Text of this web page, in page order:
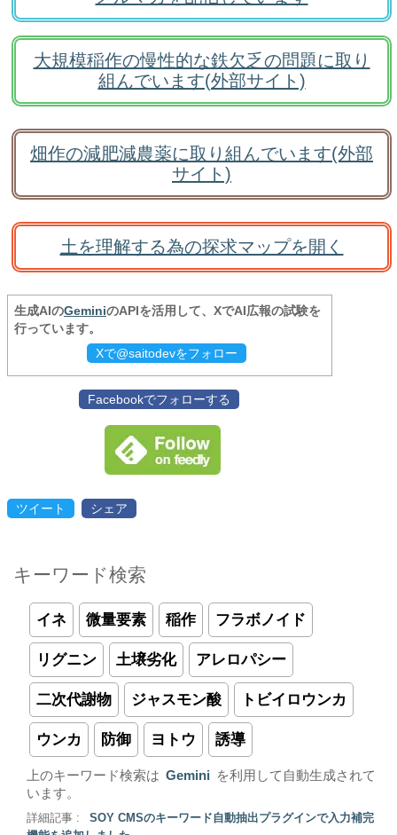
大規模稲作の慢性的な鉄欠乏の問題に取り
組んでいます(外部サイト)
畑作の減肥減農薬に取り組んでいます(外部
サイト)
土を理解する為の探求マップを開く
生成AIのGeminiのAPIを活用して、XでAI広報の試験を
行っています。
Xで@saitodevをフォロー
Facebookでフォローする
ツイート シェア
キーワード検索
イネ 微量要素 稲作 フラボノイド
リグニン 土壌劣化 アレロパシー
二次代謝物 ジャスモン酸 トビイロウンカ
ウンカ 防御 ヨトウ 誘導
上のキーワード検索は Gemini
を利用して自動生成されて
います。
詳細記事 :
SOY CMSのキーワード自動抽出プラグインで入力補完